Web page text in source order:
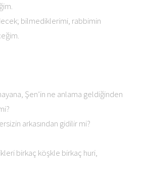
bilmediklerimi, rabbimin
Şen’in ne anlama geldiğinden
arkasından gidilir mi?
birkaç köşkle birkaç huri,